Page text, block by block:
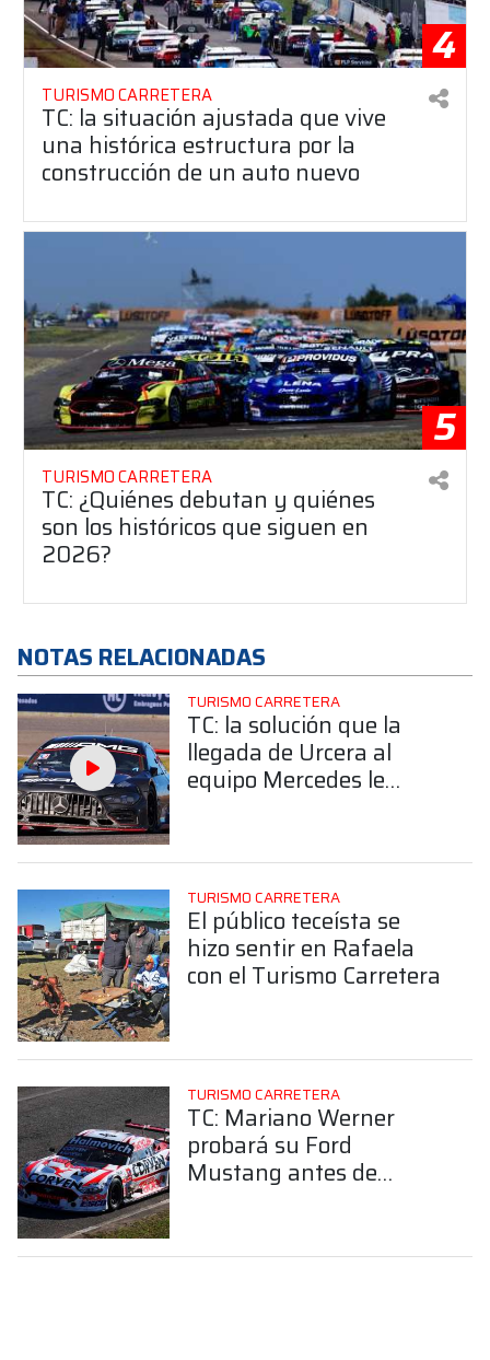
4
TURISMO CARRETERA
TC: la situación ajustada que vive
una histórica estructura por la
construcción de un auto nuevo
5
TURISMO CARRETERA
TC: ¿Quiénes debutan y quiénes
son los históricos que siguen en
2026?
NOTAS RELACIONADAS
TURISMO CARRETERA
TC: la solución que la
llegada de Urcera al
equipo Mercedes le
siempre fue la idea
primaria"
TURISMO CARRETERA
El público teceísta se
hizo sentir en Rafaela
con el Turismo Carretera
TURISMO CARRETERA
TC: Mariano Werner
probará su Ford
Mustang antes de